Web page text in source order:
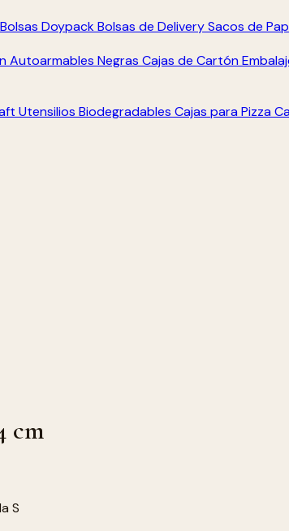
Bolsas DoypackBolsas de DeliverySacos de
Autoarmables Negras Cajas de Cartón
Utensilios Biodegradables Cajas para Pizza
cm
S